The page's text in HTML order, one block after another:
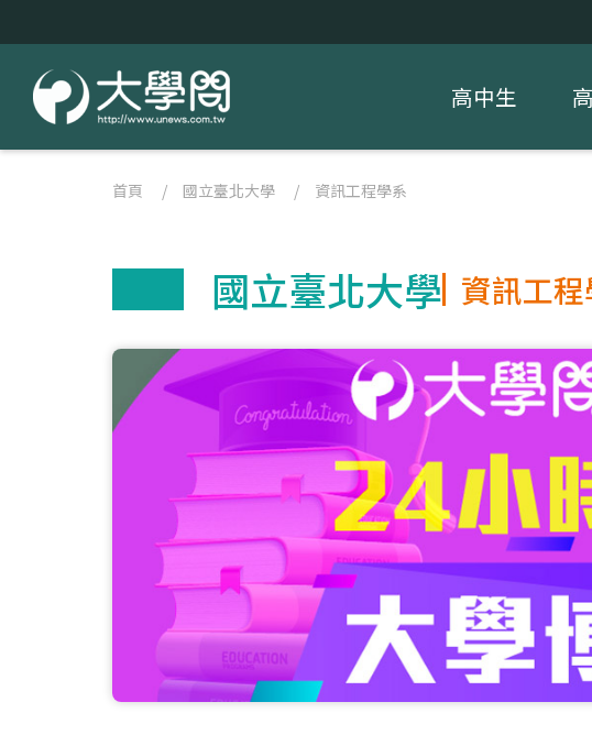
高中生
首頁 / 國立臺北大學 / 資訊工程學系
國立臺北大學 資訊工